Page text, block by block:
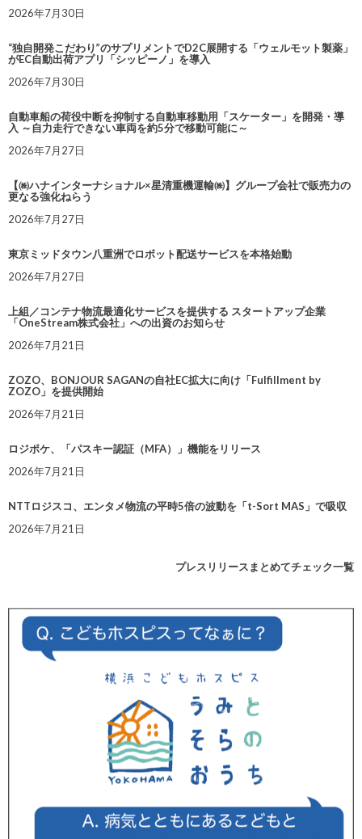
2026年7月30日
“独自開発こだわり”のサプリメントでD2C展開する「ウェルモット製薬」
がEC自動出荷アプリ「シッピーノ」を導入
2026年7月30日
自動車船の荷役中断を抑制する自動車移動用「スケーター」を開発・導
入 ～自力走行できない車両を約5分で移動可能に～
2026年7月27日
【㈱ハナインターナショナル×星清重機運輸㈱】グループ会社で販売力の
更なる強化ねらう
2026年7月27日
東京ミッドタウン八重洲でロボット配送サービスを本格始動
2026年7月27日
上組／コンテナ物流最適化サービスを提供する スタートアップ企業
「OneStream株式会社」への出資のお知らせ
2026年7月21日
ZOZO、BONJOUR SAGANの自社EC拡大に向け「Fulfillment by
ZOZO」を提供開始
2026年7月21日
ロジポケ、「パスキー認証（MFA）」機能をリリース
2026年7月21日
NTTロジスコ、エンタメ物流の平時5倍の波動を「t-Sort MAS」で吸収
2026年7月21日
プレスリリースまとめてチェック一覧